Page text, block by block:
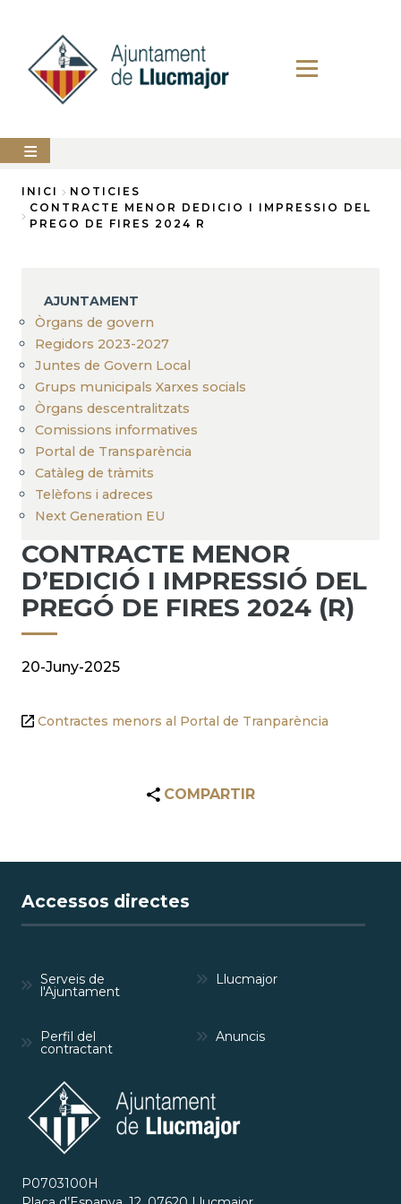
contingut
AJUNTAMENT
LLUCMAJOR
PERFIL
DEL
CONTRACTANT
Fil
INICI
NOTICIES
CONTRACTE MENOR DEDICIO I IMPRESSIO DEL
PREGO DE FIRES 2024 R
AJUNTAMENT
Òrgans de govern
Regidors 2023-2027
Juntes de Govern Local
Grups municipals Xarxes socials
Òrgans descentralitzats
Comissions informatives
Portal de Transparència
Catàleg de tràmits
Telèfons i adreces
Next Generation EU
CONTRACTE MENOR
D’EDICIÓ I IMPRESSIÓ DEL
PREGÓ DE FIRES 2024 (R)
20-Juny-2025
Contractes menors al Portal de Tranparència
COMPARTIR
Accessos directes
Serveis de
l'Ajuntament
Llucmajor
Perfil del
contractant
Anuncis
P0703100H